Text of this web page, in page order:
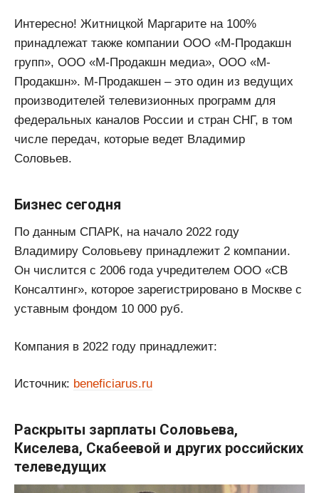
Интересно! Житницкой Маргарите на 100%
принадлежат также компании ООО «М-Продакшн
групп», ООО «М-Продакшн медиа», ООО «М-
Продакшн». М-Продакшен – это один из ведущих
производителей телевизионных программ для
федеральных каналов России и стран СНГ, в том
числе передач, которые ведет Владимир
Соловьев.
Бизнес сегодня
По данным СПАРК, на начало 2022 году
Владимиру Соловьеву принадлежит 2 компании.
Он числится с 2006 года учредителем ООО «СВ
Консалтинг», которое зарегистрировано в Москве с
уставным фондом 10 000 руб.
Компания в 2022 году принадлежит:
Источник: beneficiarus.ru
Раскрыты зарплаты Соловьева,
Киселева, Скабеевой и других российских
телеведущих